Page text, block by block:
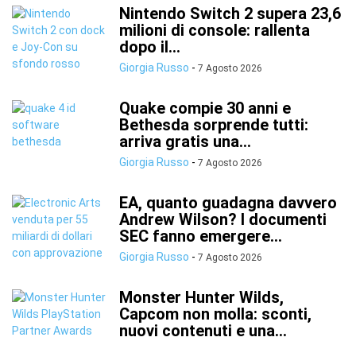
Nintendo Switch 2 supera 23,6
milioni di console: rallenta
dopo il...
Giorgia Russo - 7 Agosto 2026
Quake compie 30 anni e
Bethesda sorprende tutti:
arriva gratis una...
Giorgia Russo - 7 Agosto 2026
EA, quanto guadagna davvero
Andrew Wilson? I documenti
SEC fanno emergere...
Giorgia Russo - 7 Agosto 2026
Monster Hunter Wilds,
Capcom non molla: sconti,
nuovi contenuti e una...